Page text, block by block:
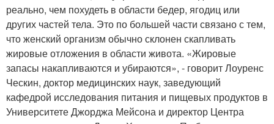
реально, чем похудеть в области бедер, ягодиц или
других частей тела. Это по большей части связано с тем,
что женский организм обычно склонен скапливать
жировые отложения в области живота. «Жировые
запасы накапливаются и убираются», - говорит Лоуренс
Ческин, доктор медицинских наук, заведующий
кафедрой исследования питания и пищевых продуктов в
Университете Джорджа Мейсона и директор Центра